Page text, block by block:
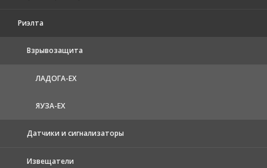
Риэлта
Взрывозащита
ЛАДОГА-EX
ЯУЗА-ЕХ
Датчики и сигнализаторы
Извещатели